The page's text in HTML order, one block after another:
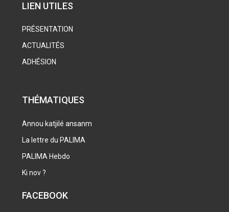
LIEN UTILES
PRÉSENTATION
ACTUALITÉS
ADHÉSION
THÉMATIQUES
Annou katjilé ansanm
La lettre du PALIMA
PALIMA Hebdo
Ki nov ?
FACEBOOK